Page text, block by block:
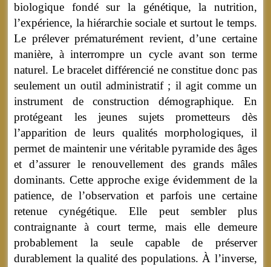
biologique fondé sur la génétique, la nutrition,
l’expérience, la hiérarchie sociale et surtout le temps.
Le prélever prématurément revient, d’une certaine
manière, à interrompre un cycle avant son terme
naturel. Le bracelet différencié ne constitue donc pas
seulement un outil administratif ; il agit comme un
instrument de construction démographique. En
protégeant les jeunes sujets prometteurs dès
l’apparition de leurs qualités morphologiques, il
permet de maintenir une véritable pyramide des âges
et d’assurer le renouvellement des grands mâles
dominants. Cette approche exige évidemment de la
patience, de l’observation et parfois une certaine
retenue cynégétique. Elle peut sembler plus
contraignante à court terme, mais elle demeure
probablement la seule capable de préserver
durablement la qualité des populations. À l’inverse,